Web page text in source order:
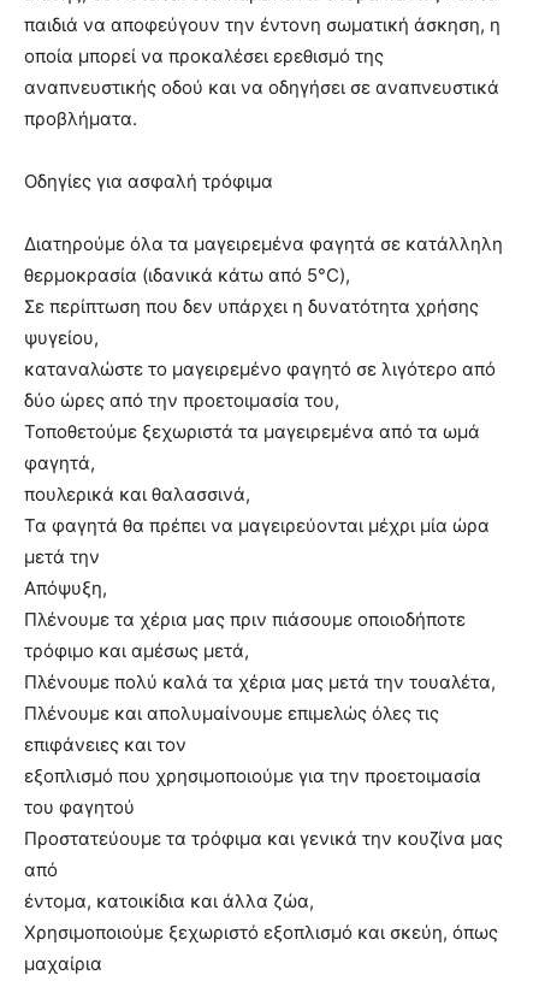
παιδιά να αποφεύγουν την έντονη σωματική άσκηση, η
οποία μπορεί να προκαλέσει ερεθισμό της
αναπνευστικής οδού και να οδηγήσει σε αναπνευστικά
προβλήματα.
Οδηγίες για ασφαλή τρόφιμα
Διατηρούμε όλα τα μαγειρεμένα φαγητά σε κατάλληλη
θερμοκρασία (ιδανικά κάτω από 5°C),
Σε περίπτωση που δεν υπάρχει η δυνατότητα χρήσης
ψυγείου,
καταναλώστε το μαγειρεμένο φαγητό σε λιγότερο από
δύο ώρες από την προετοιμασία του,
Τοποθετούμε ξεχωριστά τα μαγειρεμένα από τα ωμά
φαγητά,
πουλερικά και θαλασσινά,
Τα φαγητά θα πρέπει να μαγειρεύονται μέχρι μία ώρα
μετά την
Απόψυξη,
Πλένουμε τα χέρια μας πριν πιάσουμε οποιοδήποτε
τρόφιμο και αμέσως μετά,
Πλένουμε πολύ καλά τα χέρια μας μετά την τουαλέτα,
Πλένουμε και απολυμαίνουμε επιμελώς όλες τις
επιφάνειες και τον
εξοπλισμό που χρησιμοποιούμε για την προετοιμασία
του φαγητού
Προστατεύουμε τα τρόφιμα και γενικά την κουζίνα μας
από
έντομα, κατοικίδια και άλλα ζώα,
Χρησιμοποιούμε ξεχωριστό εξοπλισμό και σκεύη, όπως
μαχαίρια